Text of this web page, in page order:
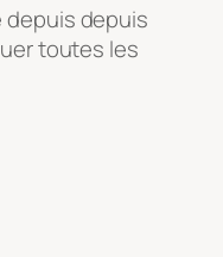
depuis depuis
toutes les